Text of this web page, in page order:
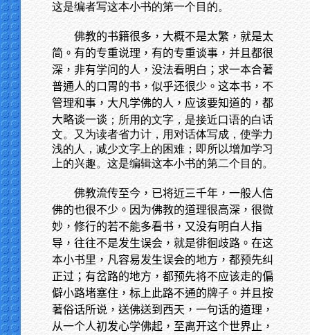
这是编者写这本小书的第一个目的。
佛教的书籍很多，大概不是太繁，就是太
简。有的专重说理，有的专重谈事，并且都很
深，非有学问的人，没法看明白；求一本合著
普通人的口胃的书，似乎还很少。这本书，不
管理和事，大凡学佛的人，应该要知道的，都
大略谈一谈 ；所用的文字，是接近口语的白话
文。又为读者省力计，用对话体写成，使学力
浅的人，减少文字上的困难；即所以增加学习
上的兴趣。这是编辑这本小书的第二个目的。
佛教流传至今，已将近三千年，一般人信
佛的也很不少。因为佛教的道理很高深，很微
妙，修行的若不能多看书，又没有明白人指
导，往往不是发生误会，就是徘徊歧路。在这
本小书里，凡容易发生误会的地方，都预先纠
正过；有岔路的地方，都预先将不应该走的偏
僻小路堵塞住，标上此路不通的牌子。并且按
著俗话所说，送佛送到西天，一句话的道理，
从一个人初发心学佛起，至离开这个世界止，